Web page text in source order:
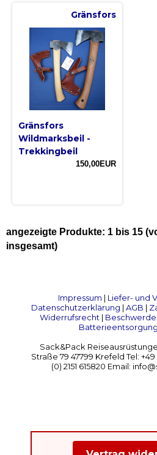
Gränsfors
Gränsfors
Wildmarksbeil -
Trekkingbeil
150,00EUR
angezeigte Produkte: 1 bis 15
insgesamt)
Impressum | Liefer- und
Datenschutzerklärung | AGB |
Widerrufsrecht |
Batterieentsorgung
Sack&Pack
Straße 79 47799 Krefeld Tel: +49
(0) 2151 615820 Email: